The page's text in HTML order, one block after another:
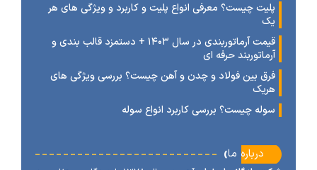
چیست؟ معرفی انواع پلیت و کاربرد و ویژگی های هر
قیمت آرماتوربندی در سال ۱۴۰۳ + دستمزد قالب بندی و
حرفه ای
بین فولاد و چدن و آهن چیست؟ بررسی ویژگی های
چیست؟ بررسی کاربرد انواع سوله
درباره ما